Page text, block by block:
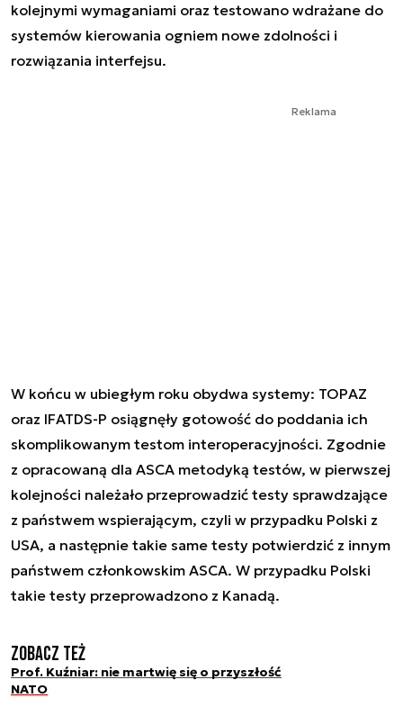
kolejnymi wymaganiami oraz testowano wdrażane do
systemów kierowania ogniem nowe zdolności i
rozwiązania interfejsu.
Reklama
W końcu w ubiegłym roku obydwa systemy: TOPAZ
oraz IFATDS-P osiągnęły gotowość do poddania ich
skomplikowanym testom interoperacyjności. Zgodnie
z opracowaną dla ASCA metodyką testów, w pierwszej
kolejności należało przeprowadzić testy sprawdzające
z państwem wspierającym, czyli w przypadku Polski z
USA, a następnie takie same testy potwierdzić z innym
państwem członkowskim ASCA. W przypadku Polski
takie testy przeprowadzono z Kanadą.
Zobacz też
Prof. Kuźniar: nie martwię się o przyszłość
NATO